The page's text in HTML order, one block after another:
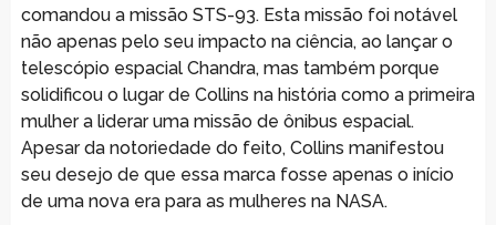
comandou a missão STS-93. Esta missão foi notável
não apenas pelo seu impacto na ciência, ao lançar o
telescópio espacial Chandra, mas também porque
solidificou o lugar de Collins na história como a primeira
mulher a liderar uma missão de ônibus espacial.
Apesar da notoriedade do feito, Collins manifestou
seu desejo de que essa marca fosse apenas o início
de uma nova era para as mulheres na NASA.